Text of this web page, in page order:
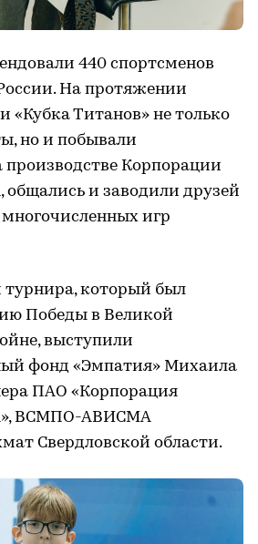
440 спортсменов
На протяжении
«Кубка Титанов» не только
но и побывали
производстве Корпорации
и заводили друзей
игр
турнира, который был
Победы в Великой
выступили
фонд «Эмпатия» Михаила
ПАО «Корпорация
ВСМПО-АВИСМА
Свердловской области.